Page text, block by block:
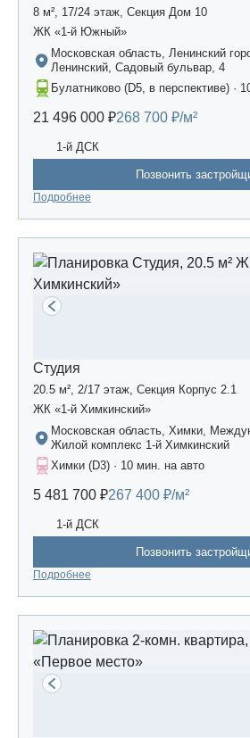
8 м², 17/24 этаж, Секция Дом 10
ЖК «1-й Южный»
Московская область, Ленинский
Ленинский, Садовый бульвар, 4
Булатниково (D5, в перспективе) ·
21 496 000 ₽268 700 ₽/м²
1-й ДСК
Позвонить
Подробнее
Студия
20.5 м², 2/17 этаж, Секция Корпус 2.1
ЖК «1-й Химкинский»
Московская область, Химки,
Жилой комплекс 1-й Химкинский
Химки (D3) · 10 мин. на авто
5 481 700 ₽267 400 ₽/м²
1-й ДСК
Позвонить
Подробнее